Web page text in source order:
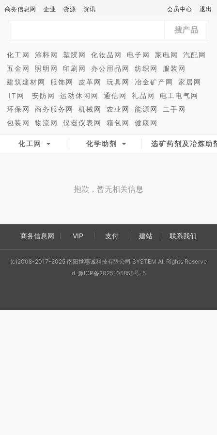
商务信息网 企业 货源 资讯 会员中心 退出
搜产品
化工网 涂料网 塑胶网 化妆品网 电子网 家电网
汽配网
五金网
照明网 印刷网 办公用品网 纺织网
服装网
建筑建材网
服饰网 皮革网 玩具网 冶金矿产网
家居网
IT网
安防网 运动休闲网 通信网 礼品网
电工电气网
环保网
商务服务网 机械网 农业网 能源网
二手网
包装网
物流网 仪器仪表网 箱包网 健康网
化工网 化学助剂 选矿药剂及冶炼助
抱歉，暂无相关信息
商务信息网 VIP 支付 建站 联系我们
(c)2008-2017-2025 南阳世惠诚科技有限公司 SYSTEM All Rights Reserve
d 豫ICP备2025105855号-5